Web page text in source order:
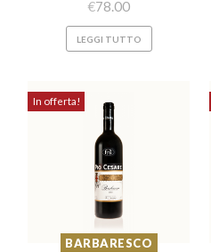
€78.00
LEGGI TUTTO
In offerta!
BARBARESCO